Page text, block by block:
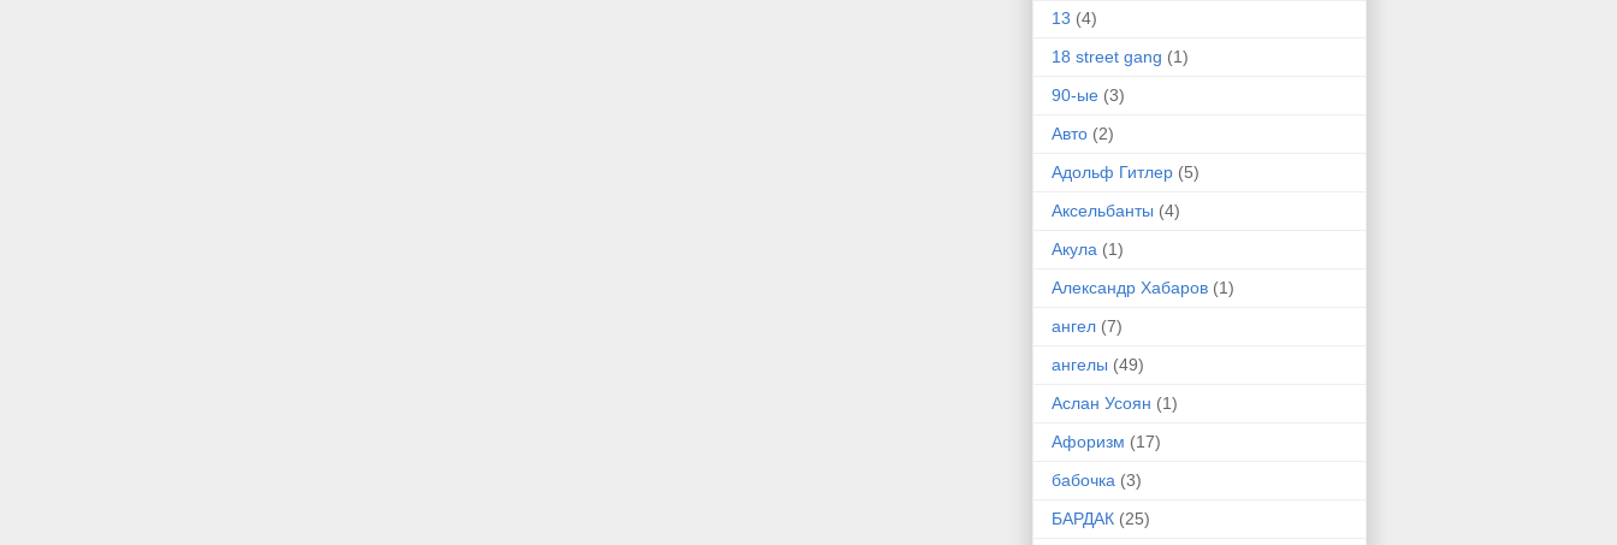
13 (4)
18 street gang (1)
90-ые (3)
Авто (2)
Адольф Гитлер (5)
Аксельбанты (4)
Акула (1)
Александр Хабаров (1)
ангел (7)
ангелы (49)
Аслан Усоян (1)
Афоризм (17)
бабочка (3)
БАРДАК (25)